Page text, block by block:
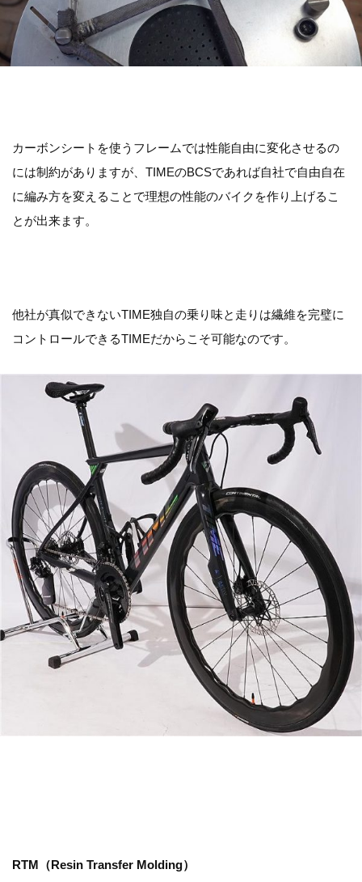
カーボンシートを使うフレームでは性能自由に変化させるの
には制約がありますが、TIMEのBCSであれば自社で自由自在
に編み方を変えることで理想の性能のバイクを作り上げるこ
とが出来ます。
他社が真似できないTIME独自の乗り味と走りは繊維を完璧に
コントロールできるTIMEだからこそ可能なのです。
RTM（Resin Transfer Molding）